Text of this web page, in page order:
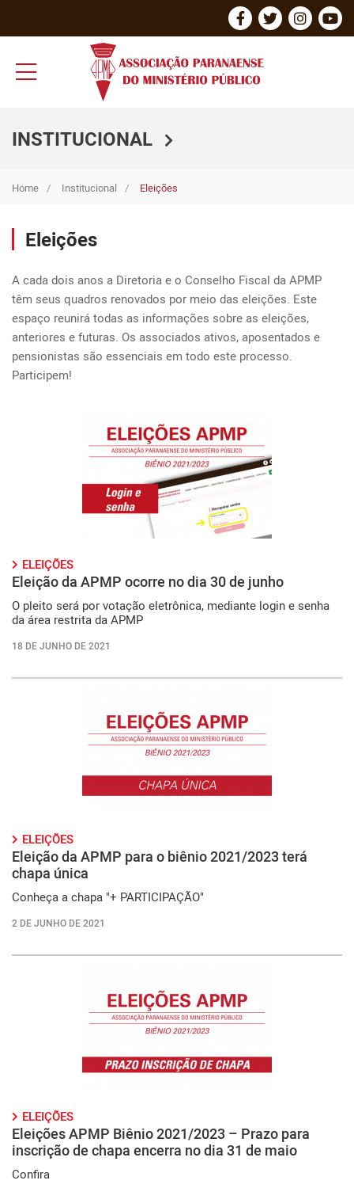
INSTITUCIONAL
Home Institucional Eleições
Eleições
A cada dois anos a Diretoria e o Conselho Fiscal da APMP
têm seus quadros renovados por meio das eleições. Este
espaço reunirá todas as informações sobre as eleições,
anteriores e futuras. Os associados ativos, aposentados e
pensionistas são essenciais em todo este processo.
Participem!
ELEIÇÕES
Eleição da APMP ocorre no dia 30 de junho
O pleito será por votação eletrônica, mediante login e senha
da área restrita da APMP
18 DE JUNHO DE 2021
ELEIÇÕES
Eleição da APMP para o biênio 2021/2023 terá
chapa única
Conheça a chapa "+ PARTICIPAÇÃO"
2 DE JUNHO DE 2021
ELEIÇÕES
Eleições APMP Biênio 2021/2023 – Prazo para
inscrição de chapa encerra no dia 31 de maio
Confira